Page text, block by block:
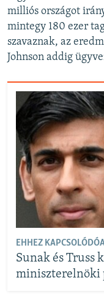
milliós országot
mintegy 180 ezer
szavaznak, az
Johnson addig
EHHEZ
Sunak és Truss
miniszterelnöki